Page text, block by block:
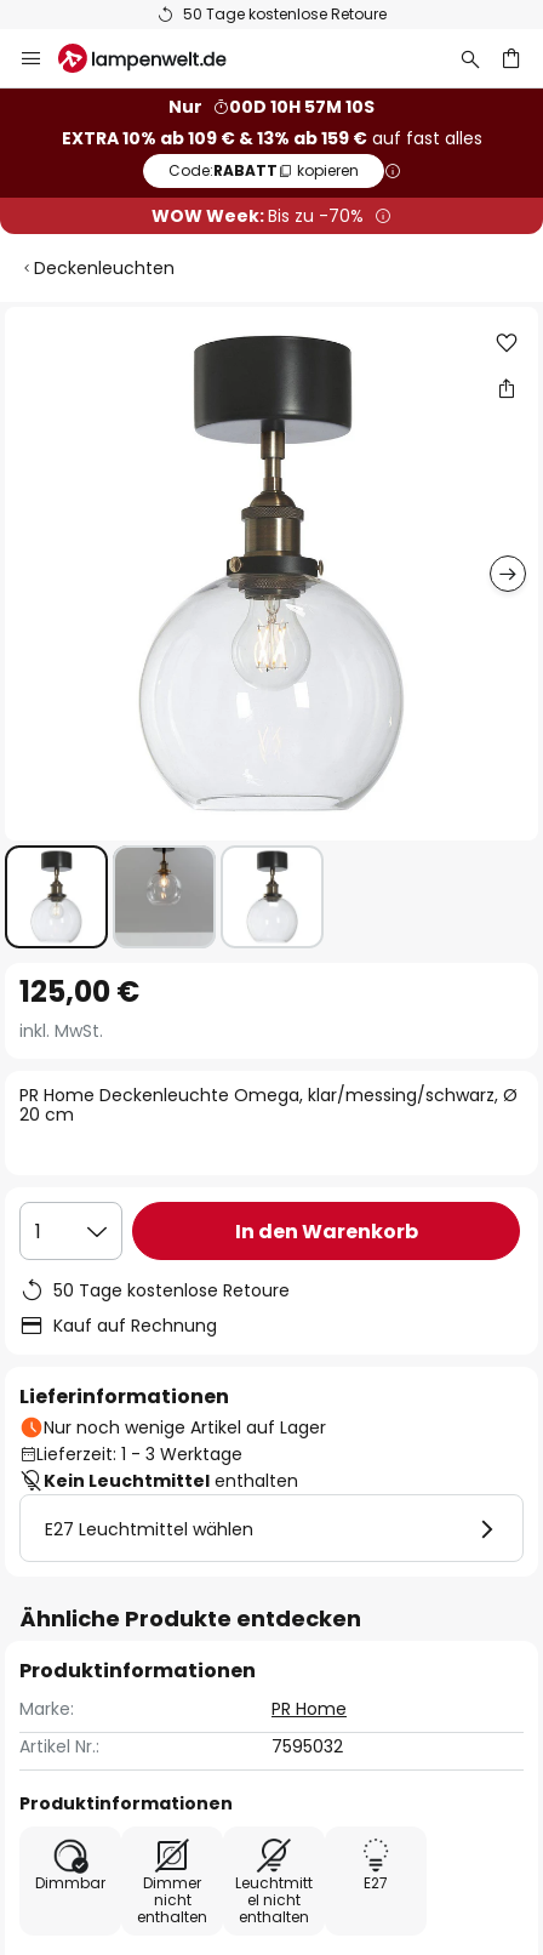
50 Tage kostenlose Retoure
Inhalt
Nur
00D 10H 57M 09S
EXTRA 10% ab 109 € & 13% ab 159 €auf fast alles
Code:RABATT kopieren
WOW Week:Bis zu -70%
Deckenleuchten
Anfang
der
springen
PR Home Deckenleuchte Omega, klar/messing/schwarz, Ø
20 cm
125,00 €
inkl. MwSt.
1 In den Warenkorb
50 Tage kostenlose Retoure
Kauf auf Rechnung
Lieferinformationen
Nur noch wenige Artikel auf Lager
Lieferzeit: 1 - 3 Werktage
Kein Leuchtmittel enthalten
E27 Leuchtmittel wählen
Ähnliche Produkte entdecken
Produktinformationen
Marke:
PR Home
Artikel Nr.:
7595032
Produktinformationen
Dimmbar
Dimmer
nicht
enthalten
Leuchtmitt
el nicht
enthalten
E27